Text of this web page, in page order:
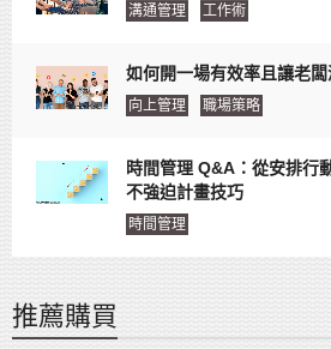
溝通管理 工作術
如何開一場有效率且讓老闆
向上管理 職場策略
時間管理 Q&A：從安排行
不強迫計畫技巧
時間管理
推薦購買